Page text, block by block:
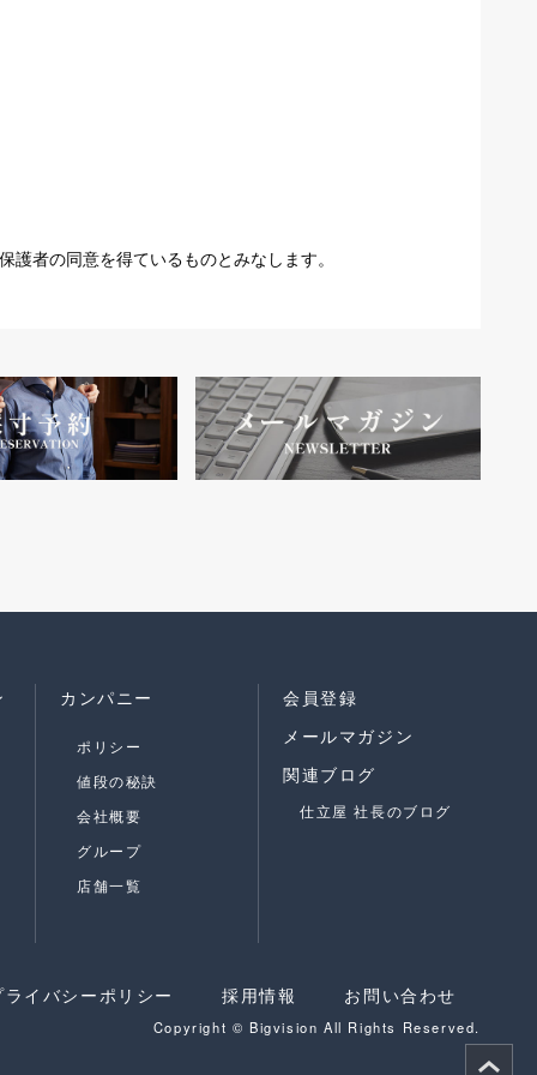
者の同意を得ているものとみなします。
カンパニー
ポリシー
値段の秘訣
会社概要
グループ
店舗一覧
会員登録
メールマガジン
関連ブログ
仕立屋 社長のブログ
ライバシーポリシー 採用情報 お問い合わせ
Copyright © Bigvision All Rights Reserved.